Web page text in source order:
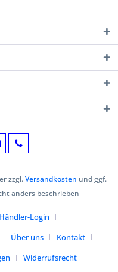
zzgl.Versandkosten und ggf.
anders beschrieben
Händler-Login
Über uns
Kontakt
Widerrufsrecht